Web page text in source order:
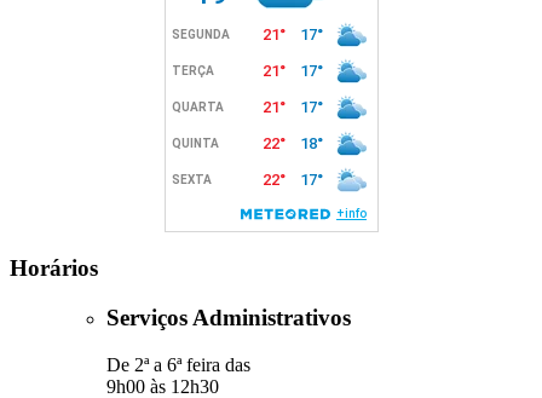
Horários
Serviços Administrativos
De 2ª a 6ª feira das
9h00 às 12h30